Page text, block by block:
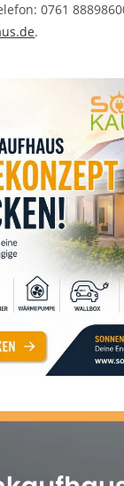
0761
.